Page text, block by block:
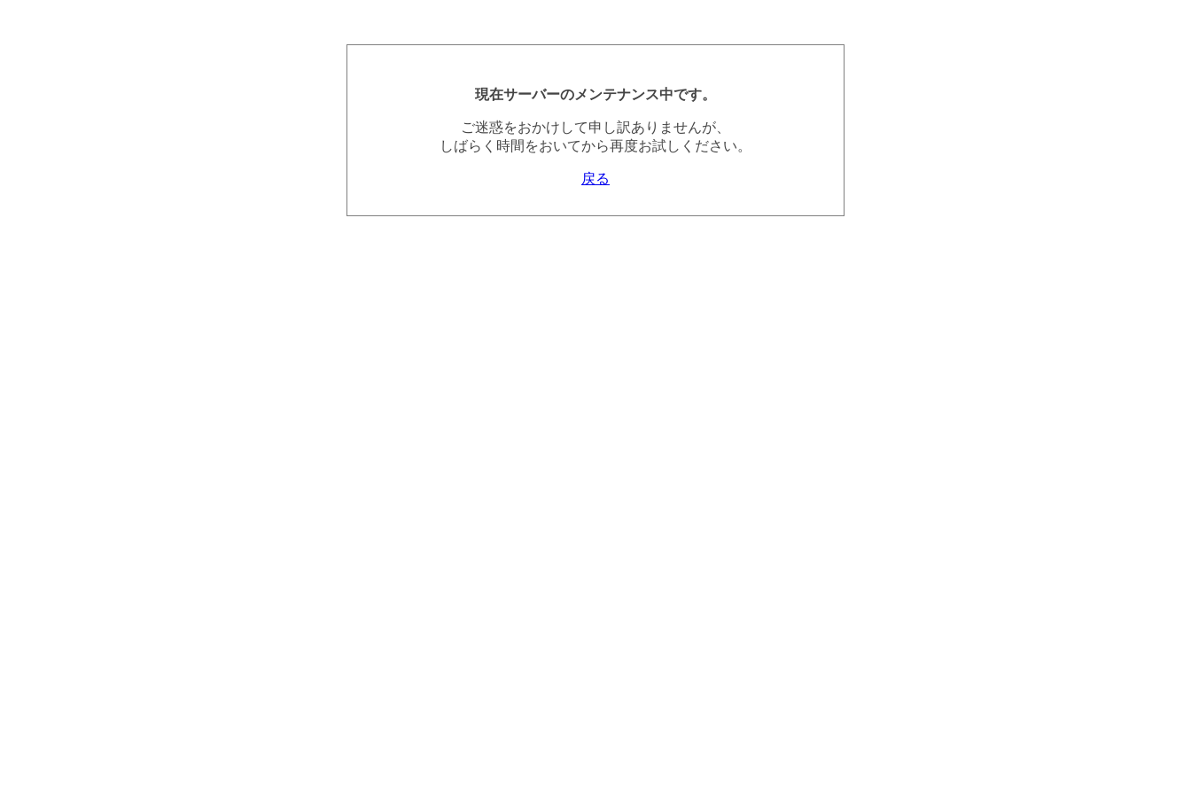
現在サーバーのメンテナンス中です。
ご迷惑をおかけして申し訳ありませんが、
しばらく時間をおいてから再度お試しください。
戻る